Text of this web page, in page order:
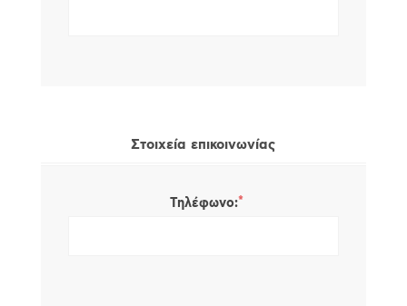
Στοιχεία επικοινωνίας
Τηλέφωνο:*